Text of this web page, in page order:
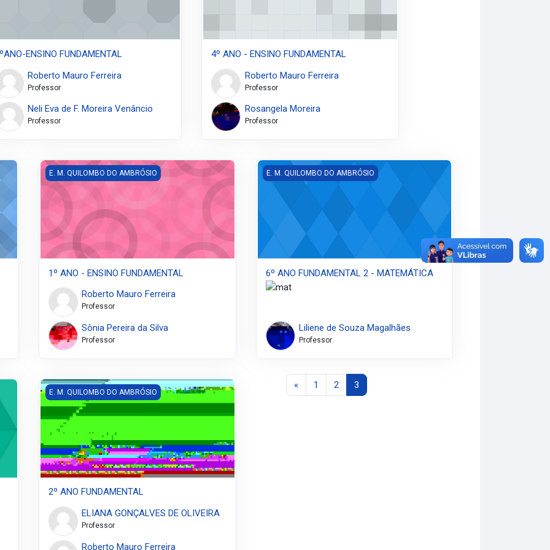
ENSINO FUNDAMENTAL
Roberto Mauro Ferreira
Professor
Neli Eva de F. Moreira Venâncio
Professor
4º ANO - ENSINO FUNDAMENTAL
Roberto Mauro Ferreira
Professor
Rosangela Moreira
Professor
1º ANO - ENSINO FUNDAMENTAL
E. M. QUILOMBO DO AMBRÓSIO
1º ANO - ENSINO FUNDAMENTAL
Roberto Mauro Ferreira
Professor
Sônia Pereira da Silva
Professor
6º ANO FUNDAMENTAL 2 - MATEMÁTICA
E. M. QUILOMBO DO AMBRÓSIO
6º ANO FUNDAMENTAL 2 - MATEMÁTICA
Liliene de Souza Magalhães
Professor
2º ANO FUNDAMENTAL
E. M. QUILOMBO DO AMBRÓSIO
2º ANO FUNDAMENTAL
ELIANA GONÇALVES DE OLIVEIRA
Professor
Roberto Mauro Ferreira
«Página anterior
1 Página 1
2 Página 2
3